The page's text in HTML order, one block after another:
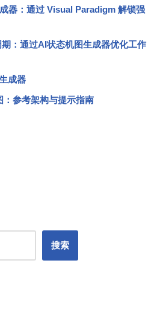
器：通过 Visual Paradigm 解锁强
：通过AI状态机图生成器优化工作
成器
参考架构与提示指南
搜索